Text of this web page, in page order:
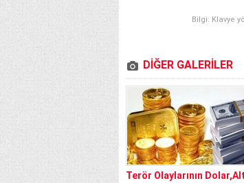
Bilgi: Klavye
DİĞER GALERİLER
Terör Olaylarının